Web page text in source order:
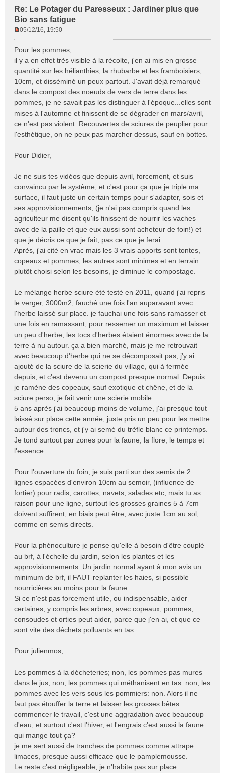
Re: Le Potager du Paresseux : Jardiner plus que
Bio sans fatigue
s
s
a
g
e
n
l
u
05/12/16, 19:50
Pour les pommes,
il y a en effet très visible à la récolte, j'en ai mis en grosse
quantité sur les hélianthies, la rhubarbe et les framboisiers,
10cm, et disséminé un peux partout. J'avait déjà remarqué
dans le compost des noeuds de vers de terre dans les
pommes, je ne savait pas les distinguer à l'époque...elles sont
mises à l'automne et finissent de se dégrader en mars/avril,
ce n'est pas violent. Recouvertes de sciures de peuplier pour
l'esthétique, on ne peux pas marcher dessus, sauf en bottes.
Pour Didier,
Je ne suis tes vidéos que depuis avril, forcement, et suis
convaincu par le système, et c'est pour ça que je triple ma
surface, il faut juste un certain temps pour s'adapter, sois et
ses approvisionnements, (je n'ai pas compris quand les
agriculteur me disent qu'ils finissent de nourrir les vaches
avec de la paille et que eux aussi sont acheteur de foin!) et
que je décris ce que je fait, pas ce que je ferai...
Après, j'ai cité en vrac mais les 3 vrais apports sont tontes,
copeaux et pommes, les autres sont minimes et en terrain
plutôt choisi selon les besoins, je diminue le compostage.
Le mélange herbe sciure été testé en 2011, quand j'ai repris
le verger, 3000m2, fauché une fois l'an auparavant avec
l'herbe laissé sur place. je fauchai une fois sans ramasser et
une fois en ramassant, pour ressemer un maximum et laisser
un peu d'herbe, les tocs d'herbes étaient énormes avec de la
terre à nu autour. ça a bien marché, mais je me retrouvait
avec beaucoup d'herbe qui ne se décomposait pas, j'y ai
ajouté de la sciure de la scierie du village, qui à fermée
depuis, et c'est devenu un compost presque normal. Depuis
je ramène des copeaux, sauf exotique et chêne, et de la
sciure perso, je fait venir une scierie mobile.
5 ans après j'ai beaucoup moins de volume, j'ai presque tout
laissé sur place cette année, juste pris un peu pour les mettre
autour des troncs, et j'y ai semé du trèfle blanc ce printemps.
Je tond surtout par zones pour la faune, la flore, le temps et
l'essence.
Pour l'ouverture du foin, je suis parti sur des semis de 2
lignes espacées d'environ 10cm au semoir, (influence de
fortier) pour radis, carottes, navets, salades etc, mais tu as
raison pour une ligne, surtout les grosses graines 5 à 7cm
doivent suffirent, en biais peut être, avec juste 1cm au sol,
comme en semis directs.
Pour la phénoculture je pense qu'elle à besoin d'être couplé
au brf, à l'échelle du jardin, selon les plantes et les
approvisionnements. Un jardin normal ayant à mon avis un
minimum de brf, il FAUT replanter les haies, si possible
nourricières au moins pour la faune.
Si ce n'est pas forcement utile, ou indispensable, aider
certaines, y compris les arbres, avec copeaux, pommes,
consoudes et orties peut aider, parce que j'en ai, et que ce
sont vite des déchets polluants en tas.
Pour julienmos,
Les pommes à la décheteries; non, les pommes pas mures
dans le jus; non, les pommes qui méthanisent en tas: non, les
pommes avec les vers sous les pommiers: non. Alors il ne
faut pas étouffer la terre et laisser les grosses bêtes
commencer le travail, c'est une aggradation avec beaucoup
d'eau, et surtout c'est l'hiver, et l'engrais c'est aussi la faune
qui mange tout ça?
je me sert aussi de tranches de pommes comme attrape
limaces, presque aussi efficace que le pamplemousse.
Le reste c'est négligeable, je n'habite pas sur place.